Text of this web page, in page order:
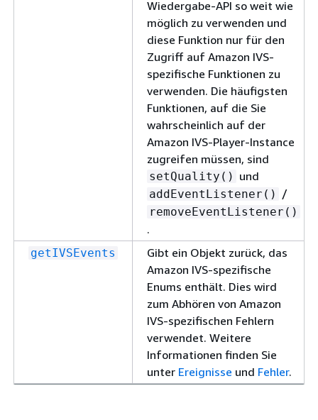
Wiedergabe-API so weit wie
möglich zu verwenden und
diese Funktion nur für den
Zugriff auf Amazon IVS-
spezifische Funktionen zu
verwenden. Die häufigsten
Funktionen, auf die Sie
wahrscheinlich auf der
Amazon IVS-Player-Instance
zugreifen müssen, sind
setQuality() und
addEventListener() /
removeEventListener()
.
getIVSEvents
Gibt ein Objekt zurück, das
Amazon IVS-spezifische
Enums enthält. Dies wird
zum Abhören von Amazon
IVS-spezifischen Fehlern
verwendet. Weitere
Informationen finden Sie
unter Ereignisse und Fehler.